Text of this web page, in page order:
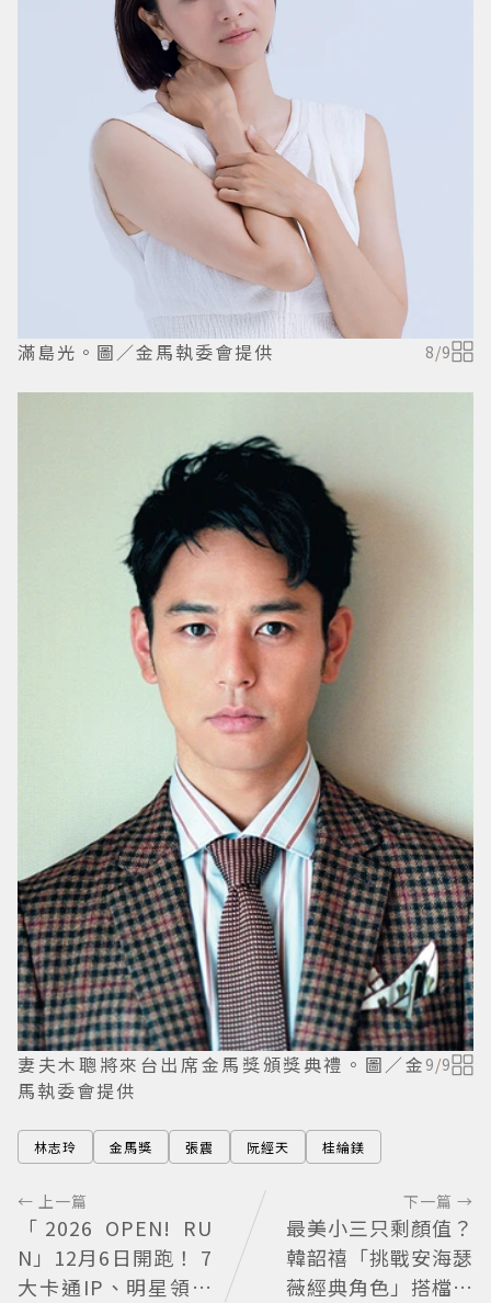
滿島光。圖／金馬執委會提供 8/9
妻夫木聰將來台出席金馬獎頒獎典禮。圖／金
馬執委會提供
9/9
林志玲 金馬獎 張震 阮經天 桂綸鎂
← 上一篇
「2026 OPEN! RU
N」12月6日開跑！ 7
大卡通IP、明星領跑
下一篇 →
最美小三只剩顏值？
韓韶禧「挑戰安海瑟
薇經典角色」搭檔影